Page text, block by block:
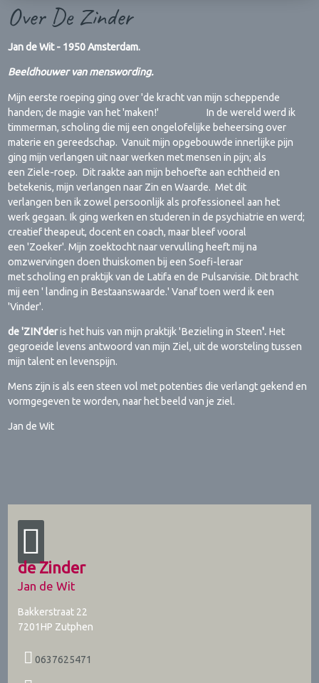
Over De Zinder
Jan de Wit - 1950 Amsterdam.
Beeldhouwer van menswording.
Mijn eerste roeping ging over 'de kracht van mijn scheppende
handen; de magie van het 'maken!' In de wereld werd ik
timmerman, scholing die mij een ongelofelijke beheersing over
materie en gereedschap. Vanuit mijn opgebouwde innerlijke pijn
ging mijn verlangen uit naar werken met mensen in pijn; als
een Ziele-roep. Dit raakte aan mijn behoefte aan echtheid en
betekenis, mijn verlangen naar Zin en Waarde. Met dit
verlangen ben ik zowel persoonlijk als professioneel aan het
werk gegaan. Ik ging werken en studeren in de psychiatrie en werd;
creatief theapeut, docent en coach, maar bleef vooral
een 'Zoeker'. Mijn zoektocht naar vervulling heeft mij na
omzwervingen doen thuiskomen bij een Soefi-leraar
met scholing en praktijk van de Latifa en de Pulsarvisie. Dit bracht
mij een ' landing in Bestaanswaarde.' Vanaf toen werd ik een
'Vinder'.
de 'ZIN'deris het huis van mijn praktijk 'Bezieling in Steen'. Het
gegroeide levens antwoord van mijn Ziel, uit de worsteling tussen
mijn talent en levenspijn.
Mens zijn is als een steen vol met potenties die verlangt gekend en
vormgegeven te worden, naar het beeld van je ziel.
Jan de Wit
de Zinder
Jan de Wit
Bakkerstraat 22
7201HP Zutphen
0637625471